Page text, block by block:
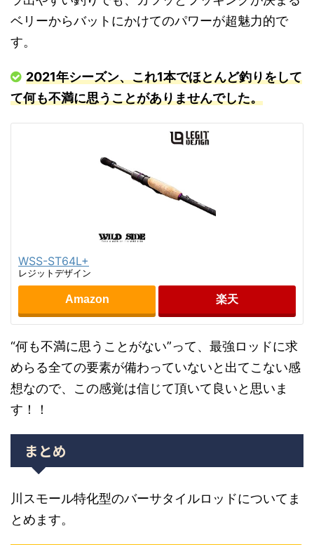
ベリーからバットにかけてのパワーが超魅力的で
す。
2021年シーズン、これ1本でほとんど釣りをして
て何も不満に思うことがありませんでした。
WSS-ST64L+
レジットデザイン
Amazon 楽天
“何も不満に思うことがない”って、最強ロッドに求
めらる全ての要素が備わっていないと出てこない感
想なので、この感覚は信じて頂いて良いと思いま
す！！
まとめ
川スモール特化型のバーサタイルロッドについてま
とめます。